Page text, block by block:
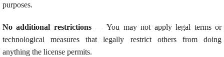
purposes.
No additional restrictions— You may not apply legal terms or
technological measures that legally restrict others from doing
anything the license permits.